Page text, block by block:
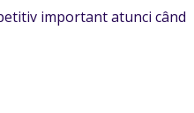
important atunci când